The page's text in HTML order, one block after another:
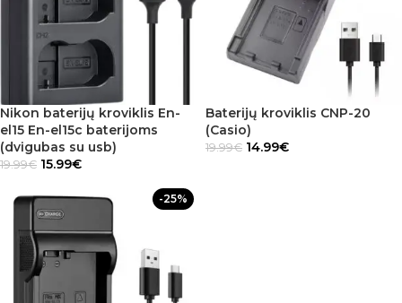
Nikon baterijų kroviklis En-
el15 En-el15c baterijoms
(dvigubas su usb)
19.99€ 15.99€
Baterijų kroviklis CNP-20
(Casio)
19.99€ 14.99€
-25%